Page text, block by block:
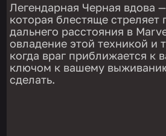
Легендарная Черная вдова
которая блестяще стреляет
дальнего расстояния в
овладение этой техникой и
когда враг приближается к
ключом к вашему
сделать.